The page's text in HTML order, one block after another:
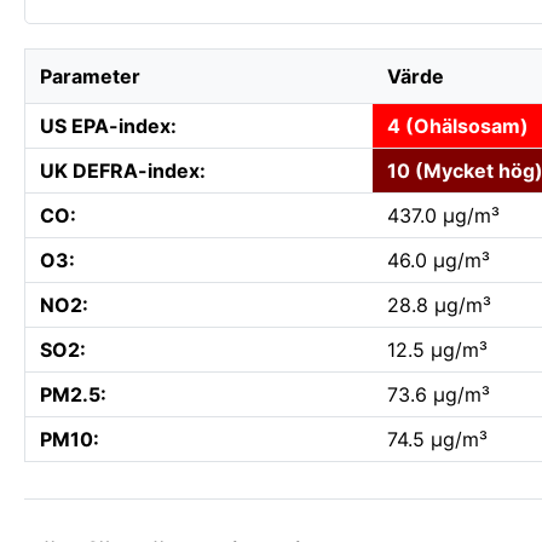
Parameter Värde
US EPA-index:
4 (Ohälsosam)
UK DEFRA-index:
10 (Mycket hög)
CO:
437.0 µg/m³
O3:
46.0 µg/m³
NO2:
28.8 µg/m³
SO2:
12.5 µg/m³
PM2.5:
73.6 µg/m³
PM10:
74.5 µg/m³